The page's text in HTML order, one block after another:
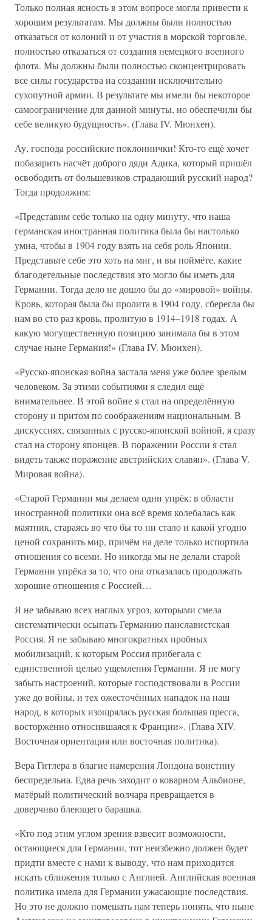
Только полная ясность в этом вопросе могла привести к
хорошим результатам. Мы должны были полностью
отказаться от колоний и от участия в морской торговле,
полностью отказаться от создания немецкого военного
флота. Мы должны были полностью сконцентрировать
все силы государства на создании исключительно
сухопутной армии. В результате мы имели бы некоторое
самоограничение для данной минуты, но обеспечили бы
себе великую будущность». (Глава IV. Мюнхен).
Ау, господа российские поклоннички! Кто-то ещё хочет
побазарить насчёт доброго дяди Адика, который пришёл
освободить от большевиков страдающий русский народ?
Тогда продолжим:
«Представим себе только на одну минуту, что наша
германская иностранная политика была бы настолько
умна, чтобы в 1904 году взять на себя роль Японии.
Представьте себе это хоть на миг, и вы поймёте, какие
благодетельные последствия это могло бы иметь для
Германии. Тогда дело не дошло бы до «мировой» войны.
Кровь, которая была бы пролита в 1904 году, сберегла бы
нам во сто раз кровь, пролитую в 1914–1918 годах. А
какую могущественную позицию занимала бы в этом
случае ныне Германия!» (Глава IV. Мюнхен).
«Русско-японская война застала меня уже более зрелым
человеком. За этими событиями я следил ещё
внимательнее. В этой войне я стал на определённую
сторону и притом по соображениям национальным. В
дискуссиях, связанных с русско-японской войной, я сразу
стал на сторону японцев. В поражении России я стал
видеть также поражение австрийских славян». (Глава V.
Мировая война).
«Старой Германии мы делаем один упрёк: в области
иностранной политики она всё время колебалась как
маятник, стараясь во что бы то ни стало и какой угодно
ценой сохранить мир, причём на деле только испортила
отношения со всеми. Но никогда мы не делали старой
Германии упрёка за то, что она отказалась продолжать
хорошие отношения с Россией…
Я не забываю всех наглых угроз, которыми смела
систематически осыпать Германию панславистская
Россия. Я не забываю многократных пробных
мобилизаций, к которым Россия прибегала с
единственной целью ущемления Германии. Я не могу
забыть настроений, которые господствовали в России
уже до войны, и тех ожесточённых нападок на наш
народ, в которых изощрялась русская большая пресса,
восторженно относившаяся к Франции». (Глава XIV.
Восточная ориентация или восточная политика).
Вера Гитлера в благие намерения Лондона воистину
беспредельна. Едва речь заходит о коварном Альбионе,
матёрый политический волчара превращается в
доверчиво блеющего барашка.
«Кто под этим углом зрения взвесит возможности,
остающиеся для Германии, тот неизбежно должен будет
придти вместе с нами к выводу, что нам приходится
искать сближения только с Англией. Английская военная
политика имела для Германии ужасающие последствия.
Но это не должно помешать нам теперь понять, что ныне